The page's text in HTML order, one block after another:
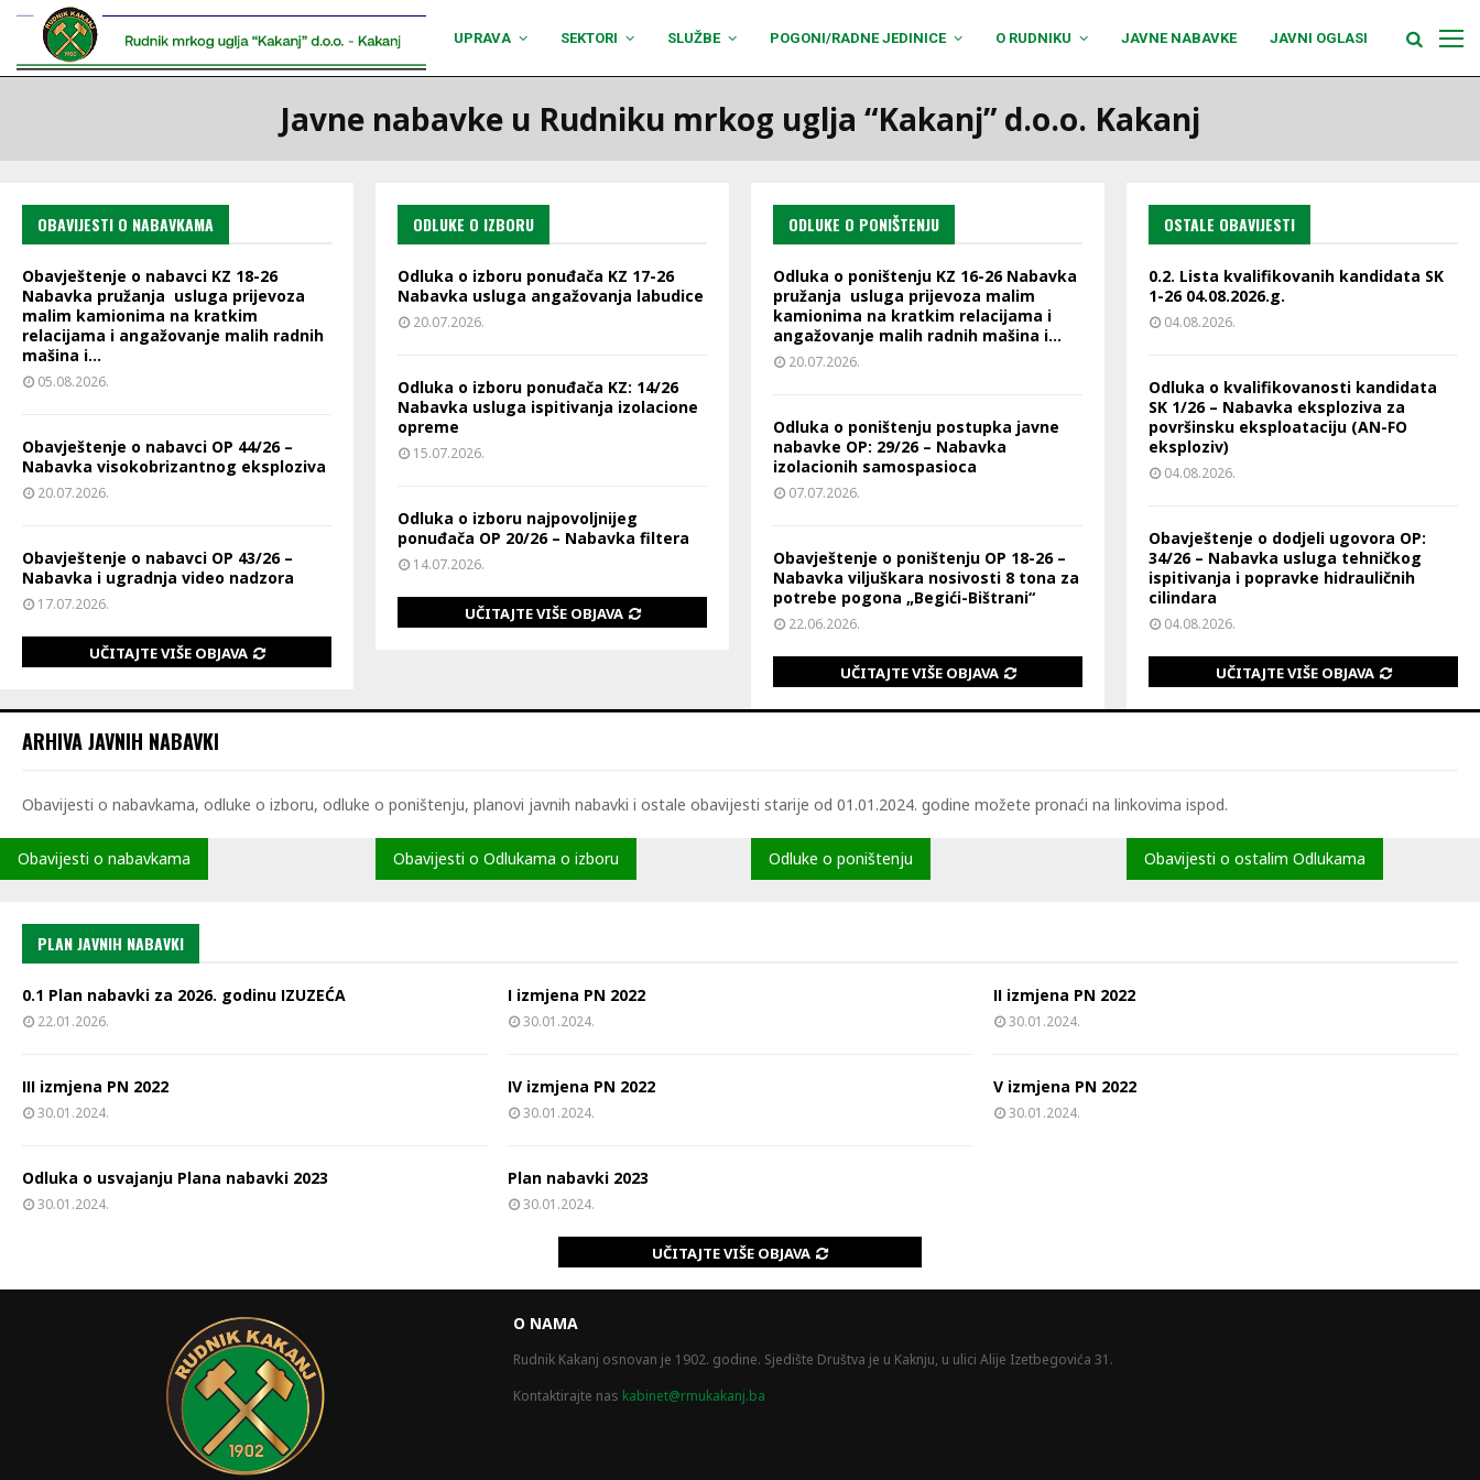
UPRAVA SEKTORI SLUŽBE POGONI/RADNE JEDINICE O RUDNIKU JAVNE NABAVKE JAVNI OGLASI
Javne nabavke u Rudniku mrkog uglja “Kakanj” d.o.o. Kakanj
OBAVIJESTI O NABAVKAMA
Obavještenje o nabavci KZ 18-26
Nabavka pružanja usluga prijevoza
malim kamionima na kratkim
relacijama i angažovanje malih radnih
mašina i...
05.08.2026.
Obavještenje o nabavci OP 44/26 –
Nabavka visokobrizantnog eksploziva
20.07.2026.
Obavještenje o nabavci OP 43/26 –
Nabavka i ugradnja video nadzora
17.07.2026.
UČITAJTE VIŠE OBJAVA
ODLUKE O IZBORU
Odluka o izboru ponuđača KZ 17-26
Nabavka usluga angažovanja labudice
20.07.2026.
Odluka o izboru ponuđača KZ: 14/26
Nabavka usluga ispitivanja izolacione
opreme
15.07.2026.
Odluka o izboru najpovoljnijeg
ponuđača OP 20/26 – Nabavka filtera
14.07.2026.
UČITAJTE VIŠE OBJAVA
ODLUKE O PONIŠTENJU
Odluka o poništenju KZ 16-26 Nabavka
pružanja usluga prijevoza malim
kamionima na kratkim relacijama i
angažovanje malih radnih mašina i...
20.07.2026.
Odluka o poništenju postupka javne
nabavke OP: 29/26 – Nabavka
izolacionih samospasioca
07.07.2026.
Obavještenje o poništenju OP 18-26 –
Nabavka viljuškara nosivosti 8 tona za
potrebe pogona „Begići-Bištrani“
22.06.2026.
UČITAJTE VIŠE OBJAVA
OSTALE OBAVIJESTI
0.2. Lista kvalifikovanih kandidata SK
1-26 04.08.2026.g.
04.08.2026.
Odluka o kvalifikovanosti kandidata
SK 1/26 – Nabavka eksploziva za
površinsku eksploataciju (AN-FO
eksploziv)
04.08.2026.
Obavještenje o dodjeli ugovora OP:
34/26 – Nabavka usluga tehničkog
ispitivanja i popravke hidrauličnih
cilindara
04.08.2026.
UČITAJTE VIŠE OBJAVA
ARHIVA JAVNIH NABAVKI
Obavijesti o nabavkama, odluke o izboru, odluke o poništenju, planovi javnih nabavki i ostale obavijesti starije od 01.01.2024. godine možete pronaći na linkovima ispod.
Obavijesti o nabavkama Obavijesti o Odlukama o izboru Odluke o poništenju Obavijesti o ostalim Odlukama
PLAN JAVNIH NABAVKI
0.1 Plan nabavki za 2026. godinu IZUZEĆA
22.01.2026.
I izmjena PN 2022
30.01.2024.
II izmjena PN 2022
30.01.2024.
III izmjena PN 2022
30.01.2024.
IV izmjena PN 2022
30.01.2024.
V izmjena PN 2022
30.01.2024.
Odluka o usvajanju Plana nabavki 2023
30.01.2024.
Plan nabavki 2023
30.01.2024.
UČITAJTE VIŠE OBJAVA
O NAMA
Rudnik Kakanj osnovan je 1902. godine. Sjedište Društva je u Kaknju, u ulici Alije Izetbegovića 31.
Kontaktirajte nas kabinet@rmukakanj.ba